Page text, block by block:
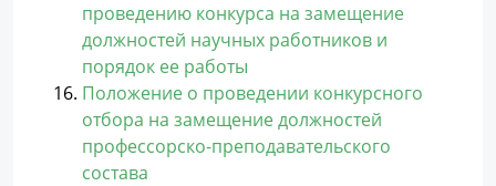
проведению конкурса на замещение
должностей научных работников и
порядок ее работы
Положение о проведении конкурсного
отбора на замещение должностей
профессорско-преподавательского
состава